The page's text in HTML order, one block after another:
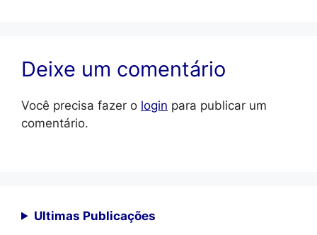
Deixe um comentário
Você precisa fazer o login para publicar um
comentário.
Ultimas Publicações